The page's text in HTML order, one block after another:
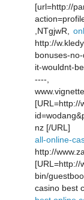
[url=http://
,NTgjwR,
http://
bonuses-
it-wouldnt-
----,
[URL=http://
nz [/URL]
all-online-
http://
[URL=http://
bin/
casino best